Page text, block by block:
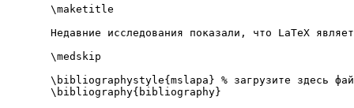
\maketitle
Недавние исследования показали, что LaTeX
\medskip
\bibliographystyle{mslapa} % загрузите здесь
\bibliography{bibliography}